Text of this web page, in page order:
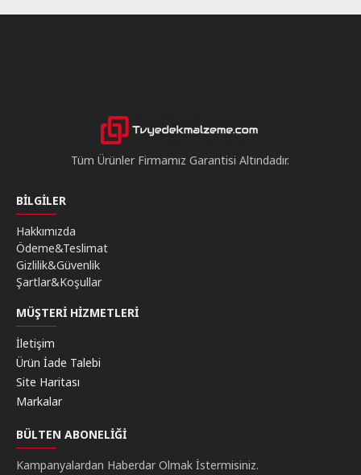
Tüm Ürünler Firmamız Garantisi Altındadır.
BILGILER
Hakkımızda
Ödeme&Teslimat
Gizlilik&Güvenlik
Şartlar&Koşullar
MÜŞTERI HIZMETLERI
İletişim
Ürün İade Talebi
Site Haritası
Markalar
BÜLTEN ABONELIĞI
Kampanyalardan Haberdar Olmak İstermisiniz.